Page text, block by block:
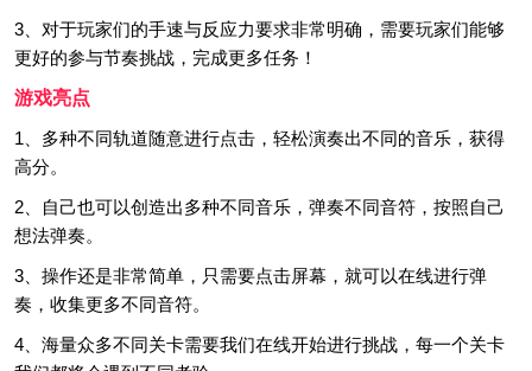
3、对于玩家们的手速与反应力要求非常明确，需要玩家们能够
更好的参与节奏挑战，完成更多任务！
游戏亮点
1、多种不同轨道随意进行点击，轻松演奏出不同的音乐，获得
高分。
2、自己也可以创造出多种不同音乐，弹奏不同音符，按照自己
想法弹奏。
3、操作还是非常简单，只需要点击屏幕，就可以在线进行弹
奏，收集更多不同音符。
4、海量众多不同关卡需要我们在线开始进行挑战，每一个关卡